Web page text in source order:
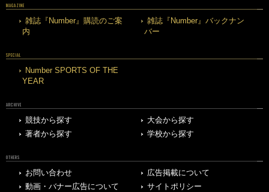
MAGAZINE
雑誌『Number』購読のご案
内
雑誌『Number』バックナン
バー
SPECIAL
Number SPORTS OF THE
YEAR
ARCHIVE
競技から探す
大会から探す
著者から探す
学校から探す
OTHERS
お問い合わせ
広告掲載について
動画・バナー広告について
サイトポリシー